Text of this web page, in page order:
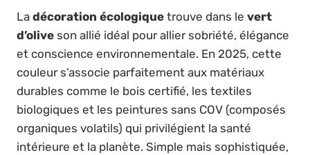
La décoration écologique trouve dans le vert
d’olive son allié idéal pour allier sobriété, élégance
et conscience environnementale. En 2025, cette
couleur s’associe parfaitement aux matériaux
durables comme le bois certifié, les textiles
biologiques et les peintures sans COV (composés
organiques volatils) qui privilégient la santé
intérieure et la planète. Simple mais sophistiquée,